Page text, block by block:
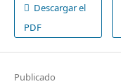
Descargar el
PDF
Publicado